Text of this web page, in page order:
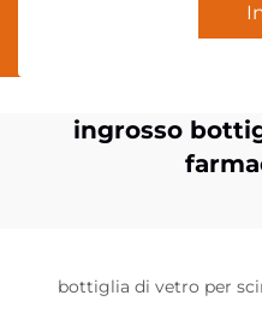
ingrosso
bottiglia di vetro per